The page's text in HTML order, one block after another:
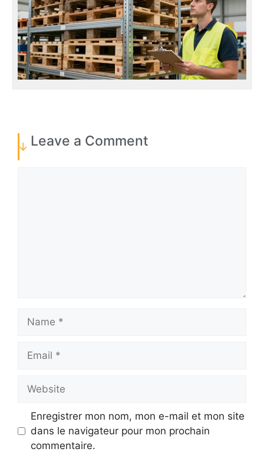
Leave a Comment
Enregistrer mon nom, mon e-mail et mon site
dans le navigateur pour mon prochain
commentaire.